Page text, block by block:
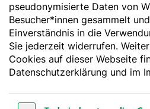
Godesberger Allee 136
53175 Bonn
Tel:+49 228 3776-600
Fax:+49 228 3776-800
E-Mail: webmaster@dge.de
[socialLinksTitle]
pseudonymisierte Daten von
Besucher*innen gesammelt
Einverständnis in die
Sie jederzeit widerrufen.
Cookies auf dieser Webseite
Datenschutzerklärung und im